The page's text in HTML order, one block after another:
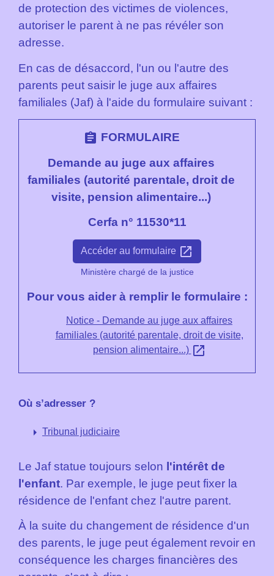
de protection des victimes de violences,
autoriser le parent à ne pas révéler son
adresse.
En cas de désaccord, l'un ou l'autre des
parents peut saisir le juge aux affaires
familiales (Jaf) à l'aide du formulaire suivant :
assignment FORMULAIRE
Demande au juge aux affaires
familiales (autorité parentale, droit de
visite, pension alimentaire...)
Cerfa n° 11530*11
Accéder au formulaire open_in_new
Ministère chargé de la justice
Pour vous aider à remplir le formulaire :
Notice - Demande au juge aux affaires
familiales (autorité parentale, droit de visite,
pension alimentaire...) open_in_new
Où s’adresser ?
arrow_right Tribunal judiciaire
Le Jaf statue toujours selon l'intérêt de
l'enfant. Par exemple, le juge peut fixer la
résidence de l'enfant chez l'autre parent.
À la suite du changement de résidence d'un
des parents, le juge peut également revoir en
conséquence les charges financières des